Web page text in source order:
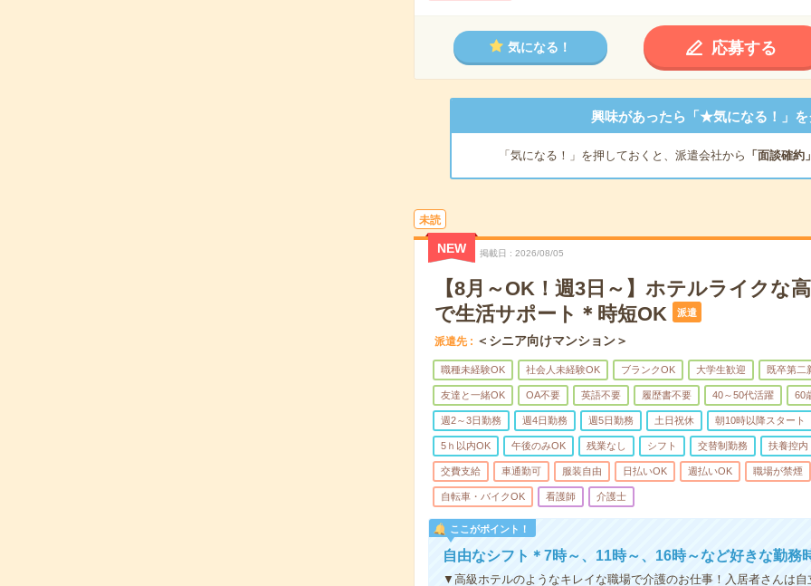
気になる！ 応募する
興味があったら「★気になる！」を
「気になる！」を押しておくと、派遣会社から 「面談確約
未読
NEW 掲載日 2026/08/05
【8月～OK！週3日～】ホテルライクな
で生活サポート＊時短OK
派遣
派遣先 ＜シニア向けマンション＞
職種未経験OK 社会人未経験OK ブランクOK 大学生歓迎 既卒第二
友達と一緒OK OA不要 英語不要 履歴書不要 40～50代活躍 60
週2～3日勤務 週4日勤務 週5日勤務 土日祝休 朝10時以降スタート
5ｈ以内OK 午後のみOK 残業なし シフト 交替制勤務 扶養控内
交費支給 車通勤可 服装自由 日払いOK 週払いOK 職場が禁煙
自転車・バイクOK 看護師 介護士
ここがポイント！
自由なシフト＊7時～、11時～、16時～など好きな勤務
▼高級ホテルのようなキレイな職場で介護のお仕事！入居者さんは